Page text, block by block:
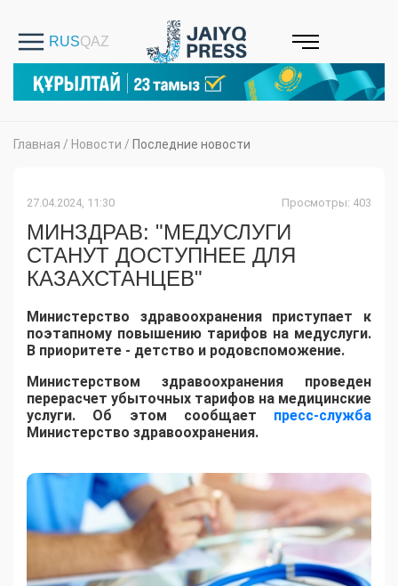
Главная / Новости / Последние новости
27.04.2024, 11:30 Просмотры: 403
МИНЗДРАВ: "МЕДУСЛУГИ
СТАНУТ ДОСТУПНЕЕ ДЛЯ
КАЗАХСТАНЦЕВ"
Министерство здравоохранения приступает к
поэтапному повышению тарифов на медуслуги.
В приоритете - детство и родовспоможение.
Министерством здравоохранения проведен
перерасчет убыточных тарифов на медицинские
услуги. Об этом сообщает пресс-служба
Министерство здравоохранения.